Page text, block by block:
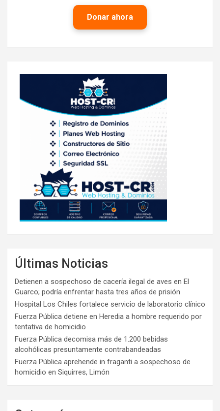
Donar ahora
Últimas Noticias
Detienen a sospechoso de cacería ilegal de aves en El
Guarco; podría enfrentar hasta tres años de prisión
Hospital Los Chiles fortalece servicio de laboratorio clínico
Fuerza Pública detiene en Heredia a hombre requerido por
tentativa de homicidio
Fuerza Pública decomisa más de 1.200 bebidas
alcohólicas presuntamente contrabandeadas
Fuerza Pública aprehende in fraganti a sospechoso de
homicidio en Siquirres, Limón